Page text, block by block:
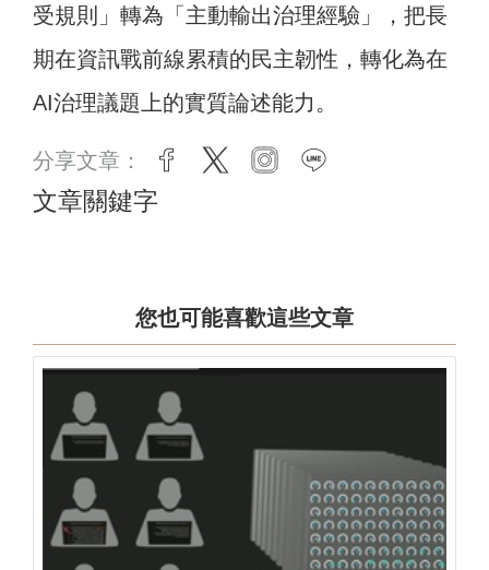
受規則」轉為「主動輸出治理經驗」，把長
期在資訊戰前線累積的民主韌性，轉化為在
AI治理議題上的實質論述能力。
分享文章： facebook
twitter instagram
文章關鍵字
您也可能喜歡這些文章